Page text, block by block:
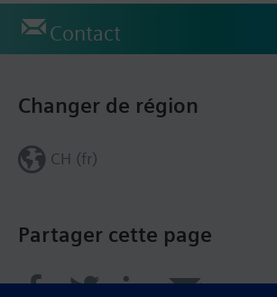
Contact
Partager cette page
Changer de région
CH (fr)